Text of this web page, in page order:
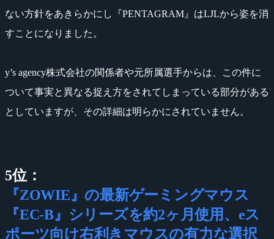
ない方針をあきらかにし『PENTAGRAM』はLJLから姿を消
すことになりました。
y’s agency株式会社の関係者や元所属選手からは、この件に
ついて事実と異なる捉え方をされてしまっている部分がある
としていますが、その詳細は明らかにされていません。
5位：
『ZOWIE』の最新ゲーミングマウス
『EC-B』シリーズを約2ヶ月使用、eス
ポーツ向け右利きマウスの有力な選択